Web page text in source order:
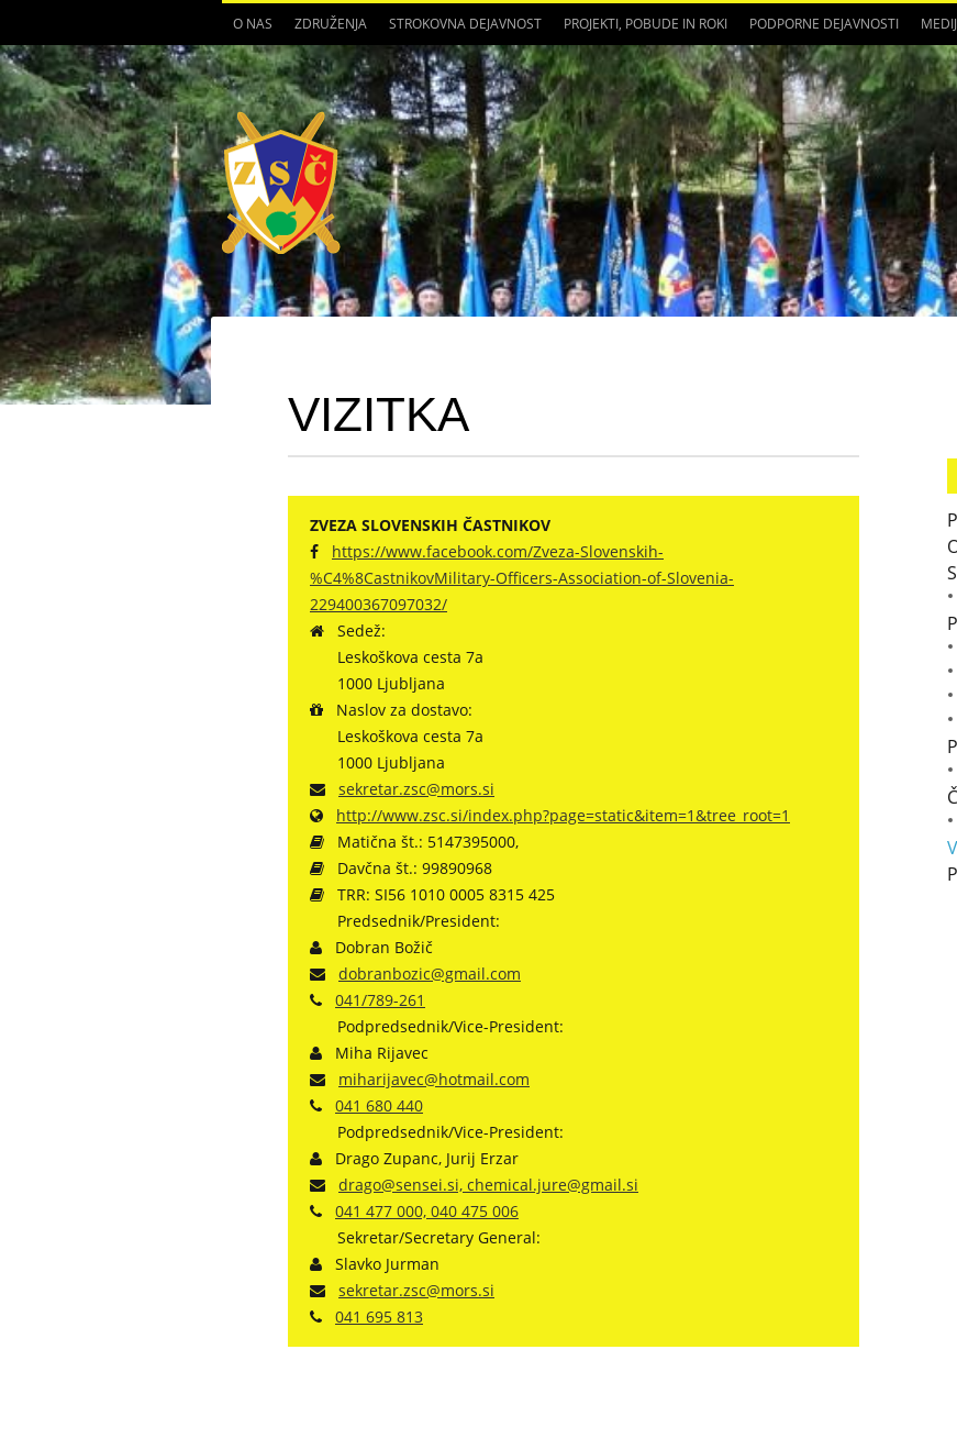
O NAS ZDRUŽENJA STROKOVNA DEJAVNOST PROJEKTI, POBUDE IN ROKI PODPORNE DEJAVNOSTI
VIZITKA
ZVEZA SLOVENSKIH ČASTNIKOV
https://www.facebook.com/Zveza-Slovenskih-
%C4%8CastnikovMilitary-Officers-Association-of-Slovenia-
229400367097032/
Sedež:
Leskoškova cesta 7a
1000 Ljubljana
Naslov za dostavo:
Leskoškova cesta 7a
1000 Ljubljana
sekretar.zsc@mors.si
http://www.zsc.si/index.php?page=static&item=1&tree_root=1
Matična št.: 5147395000,
Davčna št.: 99890968
TRR: SI56 1010 0005 8315 425
Predsednik/President:
Dobran Božič
dobranbozic@gmail.com
041/789-261
Podpredsednik/Vice-President:
Miha Rijavec
miharijavec@hotmail.com
041 680 440
Podpredsednik/Vice-President:
Drago Zupanc, Jurij Erzar
drago@sensei.si, chemical.jure@gmail.si
041 477 000, 040 475 006
Sekretar/Secretary General:
Slavko Jurman
sekretar.zsc@mors.si
041 695 813